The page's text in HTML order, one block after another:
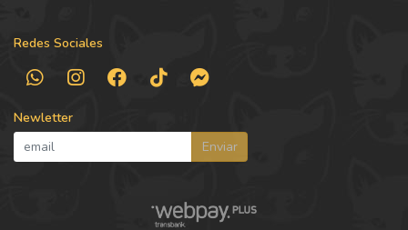
Redes Sociales
Newletter
Enviar